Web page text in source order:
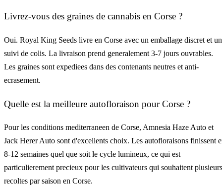
Livrez-vous des graines de cannabis en Corse ?
Oui. Royal King Seeds livre en Corse avec un emballage discret et un
suivi de colis. La livraison prend generalement 3-7 jours ouvrables.
Les graines sont expediees dans des contenants neutres et anti-
ecrasement.
Quelle est la meilleure autofloraison pour Corse ?
Pour les conditions mediterraneen de Corse, Amnesia Haze Auto et
Jack Herer Auto sont d'excellents choix. Les autofloraisons finissent
8-12 semaines quel que soit le cycle lumineux, ce qui est
particulierement precieux pour les cultivateurs qui souhaitent plusieurs
recoltes par saison en Corse.